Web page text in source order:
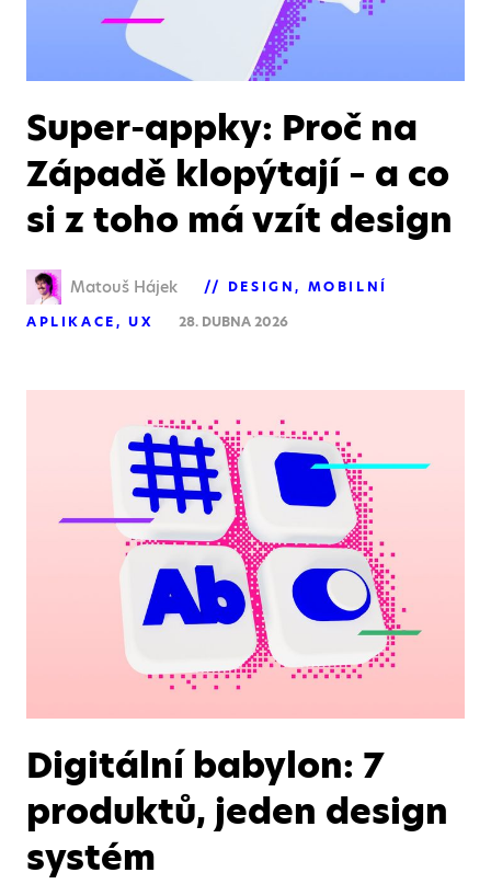
Super-appky: Proč na
Západě klopýtají – a co
si z toho má vzít design
Matouš Hájek DESIGN
MOBILNÍ
APLIKACE
UX 28. DUBNA 2026
Digitální babylon: 7
produktů, jeden design
systém